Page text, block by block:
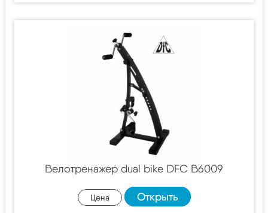
Велотренажер dual bike DFC B6009
Цена Открыть